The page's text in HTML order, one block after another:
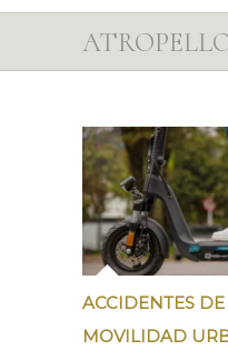
ACCIDENTES
MOVILIDAD